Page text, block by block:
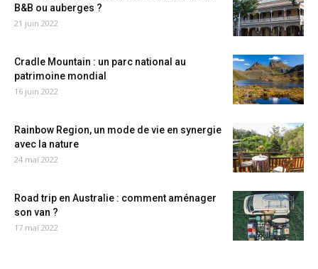
B&B ou auberges ?
21 juin 2022
Cradle Mountain : un parc national au
patrimoine mondial
16 juin 2022
Rainbow Region, un mode de vie en synergie
avec la nature
24 mai 2022
Road trip en Australie : comment aménager
son van ?
17 mai 2022